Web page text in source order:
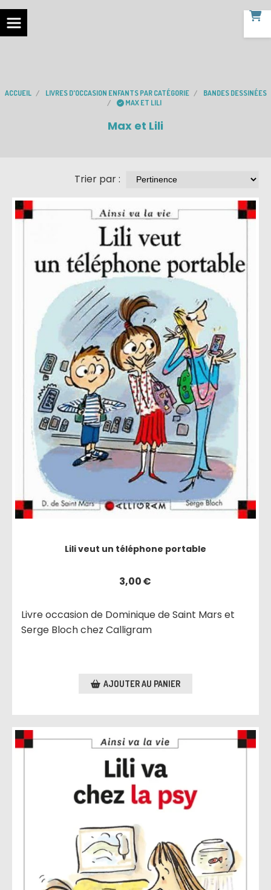
ACCUEIL LIVRES D'OCCASION ENFANTS PAR CATÉGORIE
BANDES DESSINÉES
MAX ET LILI
Max et Lili
Trier par :
Lili veut un téléphone portable
3,00€
Livre occasion de Dominique de Saint Mars et
Serge Bloch chez Calligram
AJOUTER AU PANIER